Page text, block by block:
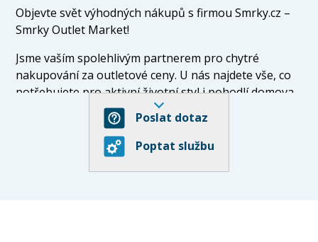
Objevte svět výhodných nákupů s firmou Smrky.cz –
Smrky Outlet Market!
Jsme vaším spolehlivým partnerem pro chytré
nakupování za outletové ceny. U nás najdete vše, co
potřebujete pro aktivní životní styl i pohodlí domova
– od sportovních potřeb přes elektroniku až po
zdravotnické vybavení.
Naše produkty jsou pečlivě vybírané, kvalitní a
především za ceny, které potěší. U Smrky.cz totiž
Poslat dotaz
Poptat službu